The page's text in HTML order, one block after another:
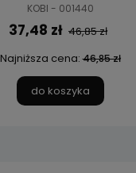
KOBI - 001440
37,48 zł 46,85 zł
Najniższa cena:46,85 zł
do koszyka